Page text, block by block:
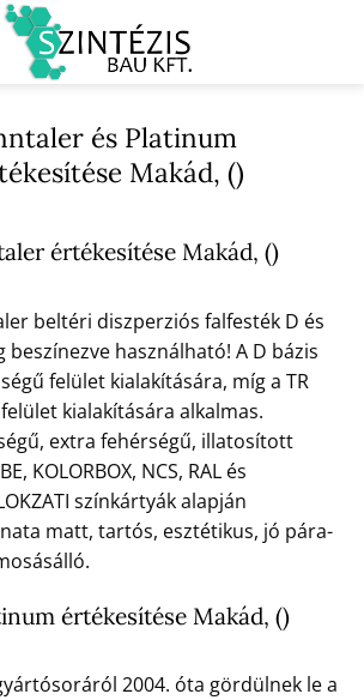
és Platinum
Makád, ()
értékesítése Makád, ()
beltéri diszperziós falfesték D és
beszínezve használható! A D bázis
felület kialakítására, míg a TR
kialakítására alkalmas.
extra fehérségű, illatosított
KOLORBOX, NCS, RAL és
színkártyák alapján
matt, tartós, esztétikus, jó pára-
értékesítése Makád, ()
2004. óta gördülnek le a